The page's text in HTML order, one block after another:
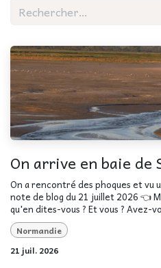
On arrive en baie de
On a rencontré des phoques et vu
note de blog du 21 juillet 2026 👈
qu'en dites-vous ? Et vous ? Avez-
Normandie
21 juil. 2026